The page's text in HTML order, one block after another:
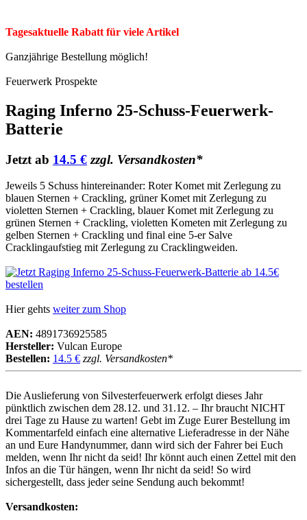
Tagesaktuelle Rabatt für viele Artikel
Ganzjährige Bestellung möglich!
Feuerwerk Prospekte
Raging Inferno 25-Schuss-Feuerwerk-
Batterie
Jetzt ab 14.5 € zzgl. Versandkosten*
Jeweils 5 Schuss hintereinander: Roter Komet mit Zerlegung zu
blauen Sternen + Crackling, grüner Komet mit Zerlegung zu
violetten Sternen + Crackling, blauer Komet mit Zerlegung zu
grünen Sternen + Crackling, violetten Kometen mit Zerlegung zu
gelben Sternen + Crackling und final eine 5-er Salve
Cracklingaufstieg mit Zerlegung zu Cracklingweiden.
Hier gehts weiter zum Shop
AEN: 4891736925585
Hersteller: Vulcan Europe
Bestellen: 14.5 € zzgl. Versandkosten*
Die Auslieferung von Silvesterfeuerwerk erfolgt dieses Jahr
pünktlich zwischen dem 28.12. und 31.12. – Ihr braucht NICHT
drei Tage zu Hause zu warten! Gebt im Zuge Eurer Bestellung im
Kommentarfeld einfach eine alternative Lieferadresse in der Nähe
an und Eure Handynummer, dann wird sich der Fahrer bei Euch
melden, wenn Ihr nicht da seid! Ihr könnt auch einen Zettel mit den
Infos an die Tür hängen, wenn Ihr nicht da seid! So wird
sichergestellt, dass jeder seine Sendung auch bekommt!
Versandkosten: